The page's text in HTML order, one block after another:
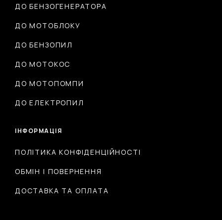
ДО БЕНЗОГЕНЕРАТОРА
ДО МОТОБЛОКУ
ДО БЕНЗОПИЛ
ДО МОТОКОС
ДО МОТОПОМПИ
ДО ЕЛЕКТРОПИЛ
ІНФОРМАЦІЯ
ПОЛІТИКА КОНФІДЕНЦІЙНОСТІ
ОБМІН І ПОВЕРНЕННЯ
ДОСТАВКА ТА ОПЛАТА